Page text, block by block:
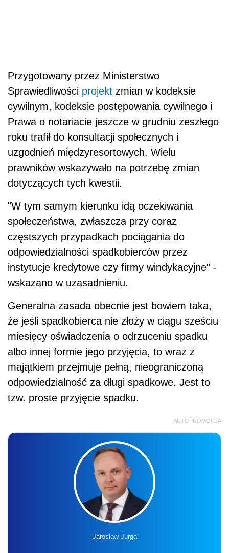
Przygotowany przez Ministerstwo
Sprawiedliwości projekt zmian w kodeksie
cywilnym, kodeksie postępowania cywilnego i
Prawa o notariacie jeszcze w grudniu zeszłego
roku trafił do konsultacji społecznych i
uzgodnień międzyresortowych. Wielu
prawników wskazywało na potrzebę zmian
dotyczących tych kwestii.
"W tym samym kierunku idą oczekiwania
społeczeństwa, zwłaszcza przy coraz
częstszych przypadkach pociągania do
odpowiedzialności spadkobierców przez
instytucje kredytowe czy firmy windykacyjne" -
wskazano w uzasadnieniu.
Generalna zasada obecnie jest bowiem taka,
że jeśli spadkobierca nie złoży w ciągu sześciu
miesięcy oświadczenia o odrzuceniu spadku
albo innej formie jego przyjęcia, to wraz z
majątkiem przejmuje pełną, nieograniczoną
odpowiedzialność za długi spadkowe. Jest to
tzw. proste przyjęcie spadku.
AUTOPROMOCJA
Jarosław Jurga